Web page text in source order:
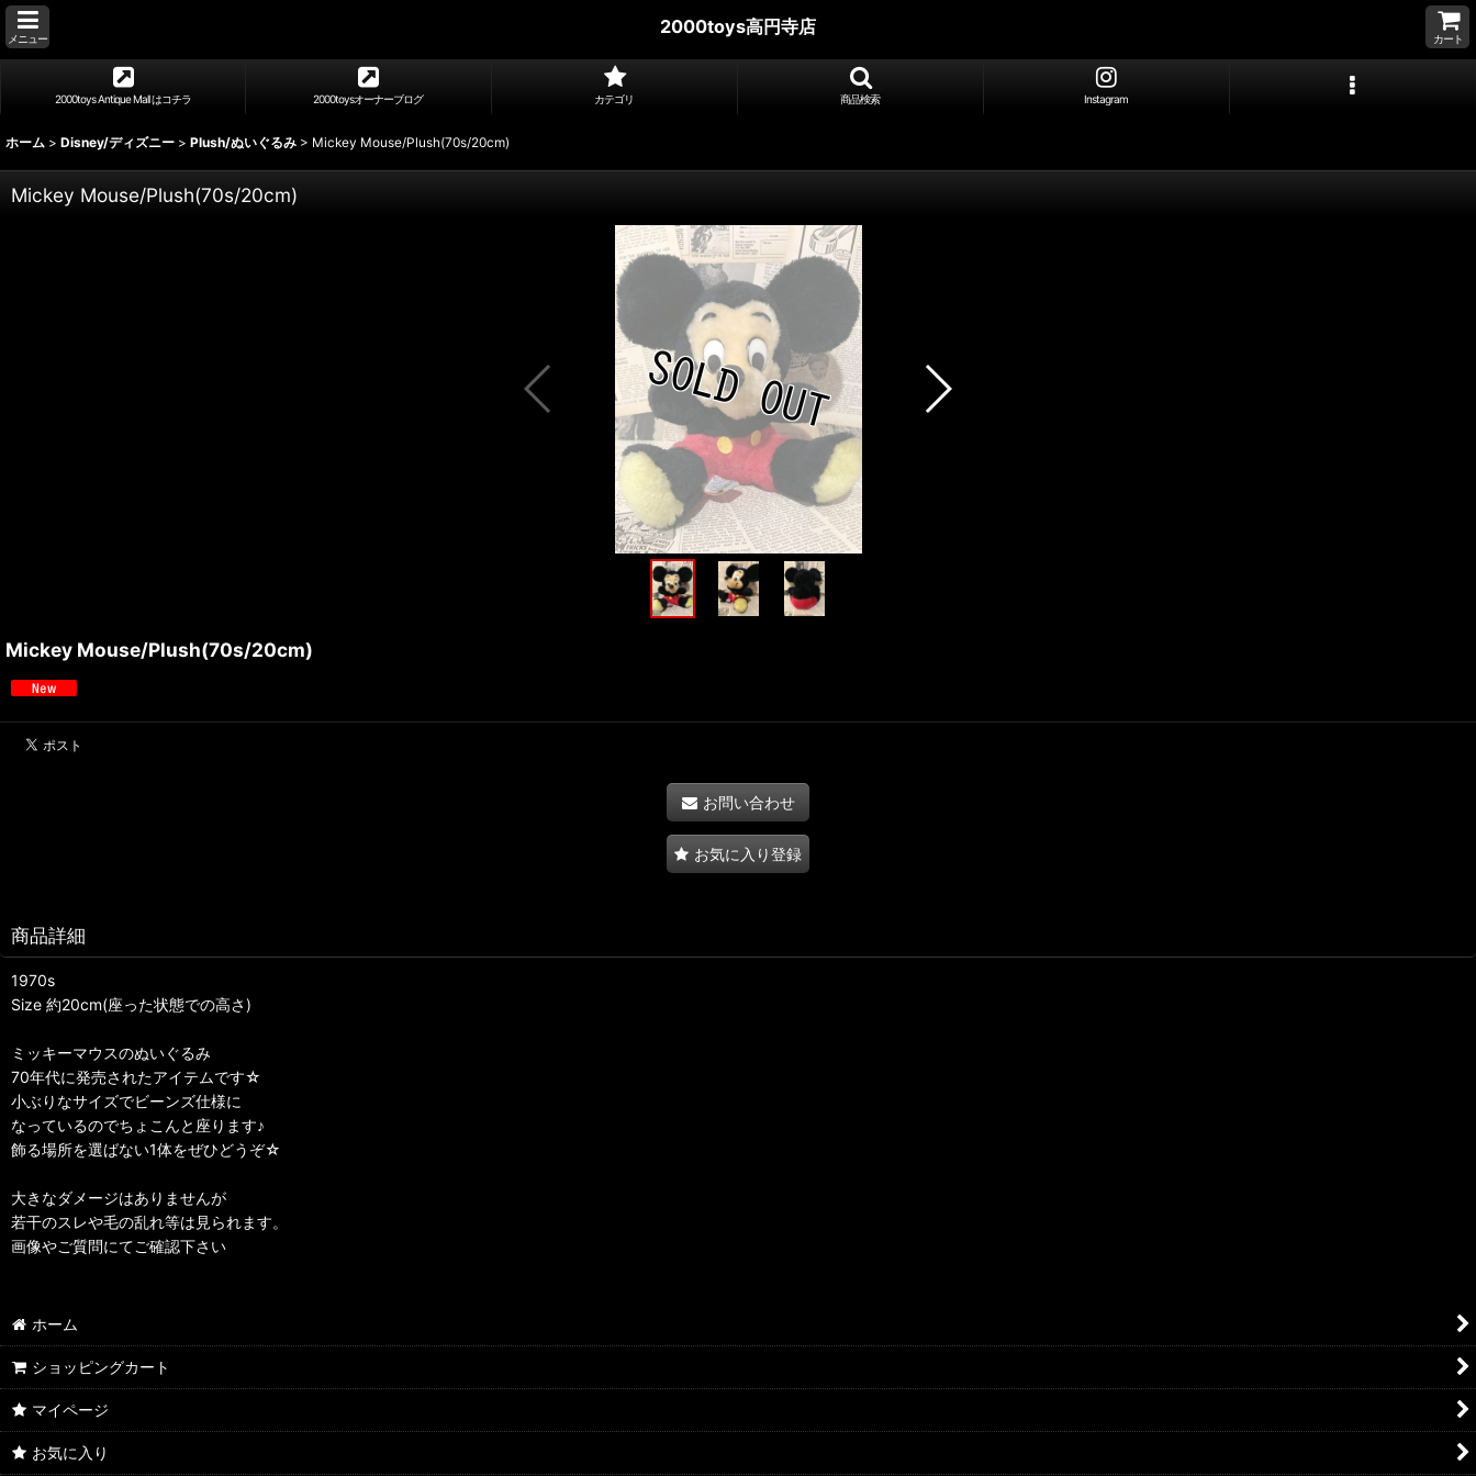
メニュー
2000toys高円寺店
カート
2000toys Antique Mall はコチラ 2000toysオーナーブログ カテゴリ 商品検索 Instagram
ホーム > Disney/ディズニー > Plush/ぬいぐるみ > Mickey Mouse/Plush(70s/20cm)
Mickey Mouse/Plush(70s/20cm)
Mickey Mouse/Plush(70s/20cm)
お問い合わせ
お気に入り登録
商品詳細
1970s
Size 約20cm(座った状態での高さ)
ミッキーマウスのぬいぐるみ
70年代に発売されたアイテムです☆
小ぶりなサイズでビーンズ仕様に
なっているのでちょこんと座ります♪
飾る場所を選ばない1体をぜひどうぞ☆
大きなダメージはありませんが
若干のスレや毛の乱れ等は見られます。
画像やご質問にてご確認下さい
ホーム
ショッピングカート
マイページ
お気に入り